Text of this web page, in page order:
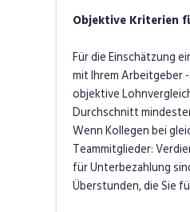
Objektive Kriterien
Für die Einschätzung
mit Ihrem Arbeitgeber
objektive
Durchschnitt
Wenn Kollegen bei
Teammitglieder:
für Unterbezahlung
Überstunden, die Sie